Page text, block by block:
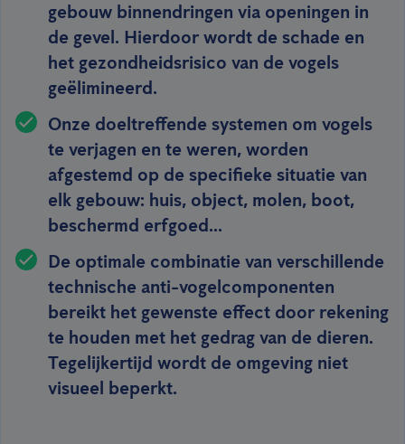
gebouw binnendringen via openingen in
de gevel. Hierdoor wordt de schade en
het gezondheidsrisico van de vogels
geëlimineerd.
Onze doeltreffende systemen om vogels
te verjagen en te weren, worden
afgestemd op de specifieke situatie van
elk gebouw: huis, object, molen, boot,
beschermd erfgoed...
De optimale combinatie van verschillende
technische anti-vogelcomponenten
bereikt het gewenste effect door rekening
te houden met het gedrag van de dieren.
Tegelijkertijd wordt de omgeving niet
visueel beperkt.